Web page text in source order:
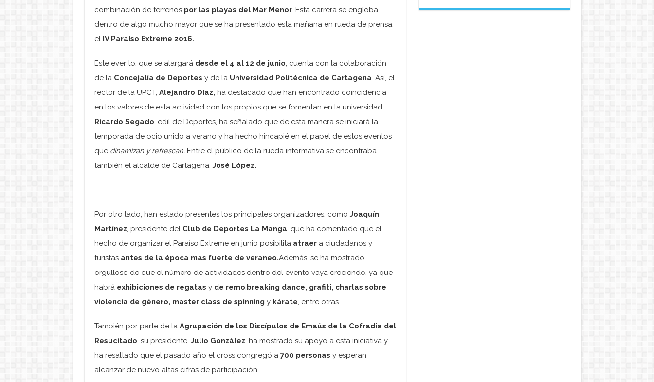
combinación de terrenos por las playas del Mar Menor. Esta carrera se engloba
dentro de algo mucho mayor que se ha presentado esta mañana en rueda de prensa:
elIV Paraíso Extreme 2016.
Este evento, que se alargará desde el 4 al 12 de junio, cuenta con la colaboración
de la Concejalía de Deportes y de la Universidad Politécnica de Cartagena. Así, el
rector de la UPCT, Alejandro Díaz, ha destacado que han encontrado coincidencia
en los valores de esta actividad con los propios que se fomentan en la universidad.
Ricardo Segado, edil de Deportes, ha señalado que de esta manera se iniciará la
temporada de ocio unido a verano y ha hecho hincapié en el papel de estos eventos
que dinamizan y refrescan. Entre el público de la rueda informativa se encontraba
también el alcalde de Cartagena, José López.
Por otro lado, han estado presentes los principales organizadores, como Joaquín
Martínez, presidente delClub de Deportes La Manga, que ha comentado que el
hecho de organizar el Paraíso Extreme en junio posibilita atraera ciudadanos y
turistasantes de la época más fuerte de veraneo.Además, se ha mostrado
orgulloso de que el número de actividades dentro del evento vaya creciendo, ya que
habrá exhibiciones de regatas y de remo,breaking dance, grafiti, charlas sobre
violencia de género, master class de spinning ykárate, entre otras.
También por parte de la Agrupación de los Discípulos de Emaús de la Cofradía del
Resucitado, su presidente, Julio González, ha mostrado su apoyo a esta iniciativa y
ha resaltado que el pasado año el cross congregó a 700 personas y esperan
alcanzar de nuevo altas cifras de participación.